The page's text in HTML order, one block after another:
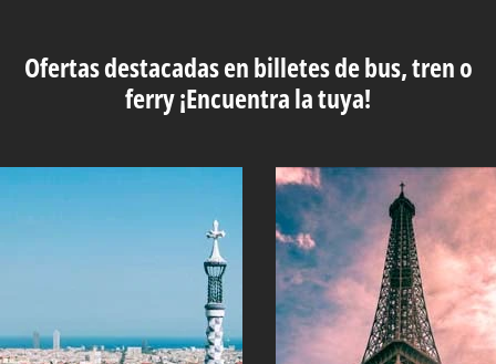
Ofertas destacadas en billetes de bus, tren o
ferry ¡Encuentra la tuya!